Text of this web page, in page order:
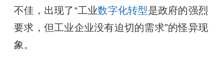
不佳，出现了“工业数字化转型是政府的强烈
要求，但工业企业没有迫切的需求”的怪异现
象。